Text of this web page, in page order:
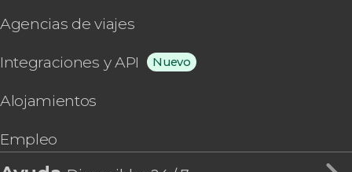
Agencias de viajes
Integraciones y API Nuevo
Alojamientos
Empleo